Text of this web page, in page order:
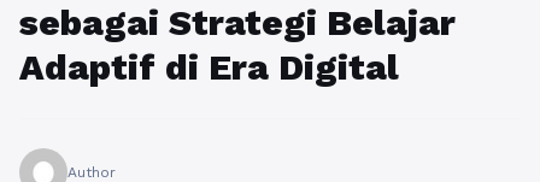
sebagai Strategi Belajar
Adaptif di Era Digital
Author